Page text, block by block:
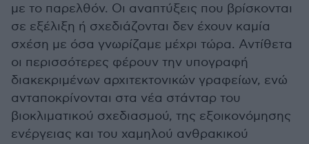
με το παρελθόν. Οι αναπτύξεις που βρίσκονται
σε εξέλιξη ή σχεδιάζονται δεν έχουν καμία
σχέση με όσα γνωρίζαμε μέχρι τώρα. Αντίθετα
οι περισσότερες φέρουν την υπογραφή
διακεκριμένων αρχιτεκτονικών γραφείων, ενώ
ανταποκρίνονται στα νέα στάνταρ του
βιοκλιματικού σχεδιασμού, της εξοικονόμησης
ενέργειας και του χαμηλού ανθρακικού